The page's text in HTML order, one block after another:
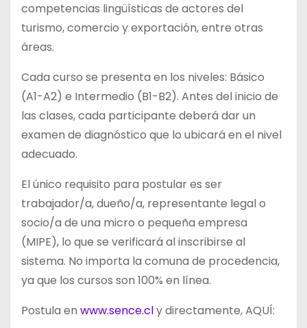
competencias lingüísticas de actores del
turismo, comercio y exportación, entre otras
áreas.
Cada curso se presenta en los niveles: Básico
(A1-A2) e Intermedio (B1-B2). Antes del inicio de
las clases, cada participante deberá dar un
examen de diagnóstico que lo ubicará en el nivel
adecuado.
El único requisito para postular es ser
trabajador/a, dueño/a, representante legal o
socio/a de una micro o pequeña empresa
(MIPE), lo que se verificará al inscribirse al
sistema. No importa la comuna de procedencia,
ya que los cursos son 100% en línea.
Postula en www.sence.cly directamente, AQUÍ: